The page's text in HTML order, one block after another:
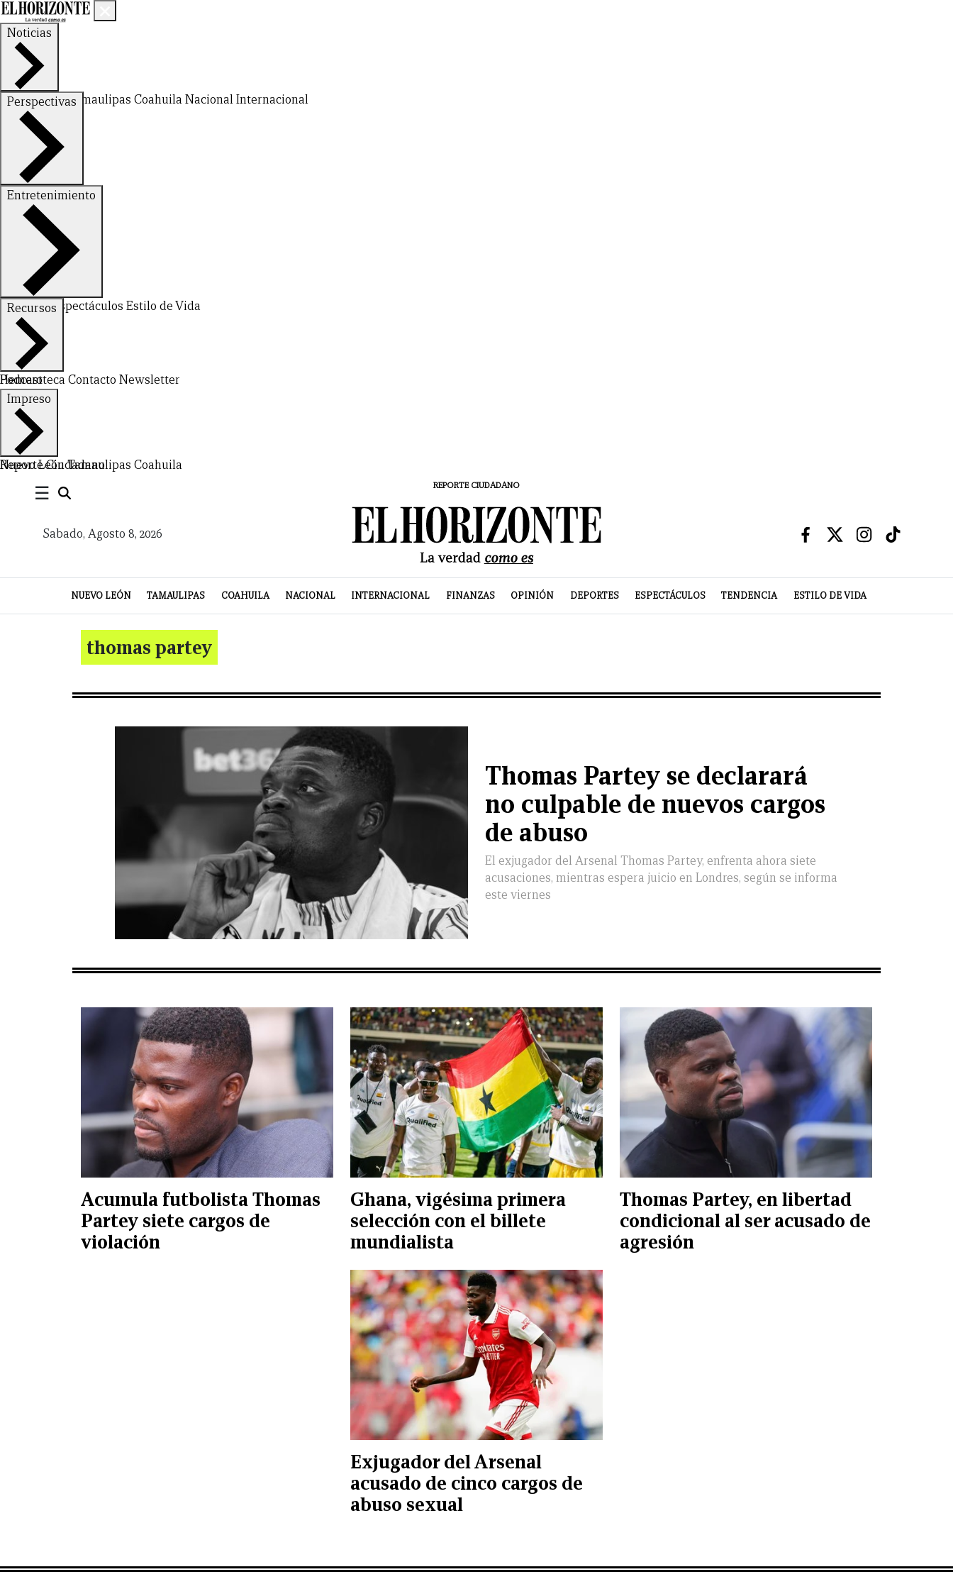
Noticias
Nuevo LeónTamaulipas Coahuila NacionalInternacional
Perspectivas
FinanzasOpinión
Entretenimiento
DeportesEspectáculos Estilo de Vida
Recursos
Hemeroteca Contacto Newsletter
Podcast
Impreso
Nuevo LeónTamaulipas Coahuila
Reporte Ciudadano
☰ REPORTE CIUDADANO
Sabado, Agosto 8, 2026
NUEVO LEÓN TAMAULIPAS COAHUILA NACIONAL INTERNACIONAL FINANZAS OPINIÓN DEPORTES ESPECTÁCULOS TENDENCIA ESTILO DE VIDA
CERRAR
X
NUEVO
LEÓN
TAMAULIPAS
COAHUILA
NACIONAL
INTERNACIONAL
FINANZAS
OPINIÓN
DEPORTES
ESPECTÁCULOS
TENDENCIA
ESTILO
DE
VIDA
PODCAST
CONTACTO
NEWSLETTER
HEMEROTECA
SUPLEMENTOS
thomas partey
Thomas Partey se declarará
no culpable de nuevos cargos
de abuso
El exjugador del Arsenal Thomas Partey, enfrenta ahora siete
acusaciones, mientras espera juicio en Londres, según se informa
este viernes
Acumula futbolista Thomas
Partey siete cargos de
violación
Ghana, vigésima primera
selección con el billete
mundialista
Thomas Partey, en libertad
condicional al ser acusado de
agresión
Exjugador del Arsenal
acusado de cinco cargos de
abuso sexual